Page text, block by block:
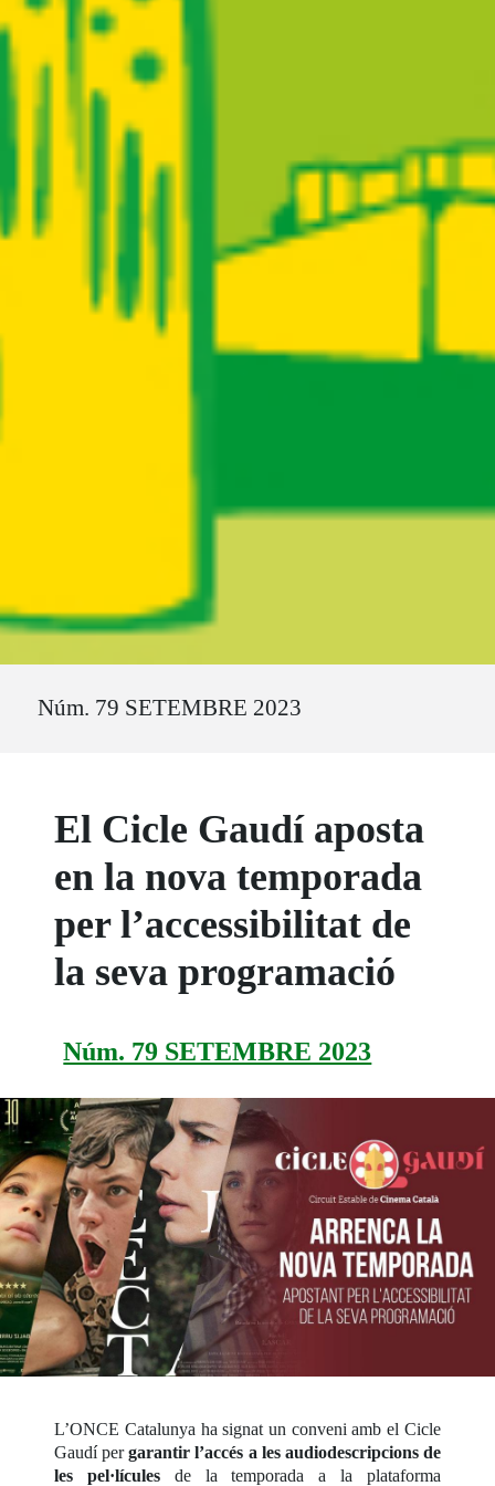
Núm. 79 SETEMBRE 2023
El Cicle Gaudí aposta
en la nova temporada
per l’accessibilitat de
la seva programació
Núm. 79 SETEMBRE 2023
L’ONCE Catalunya ha signat un conveni amb el Cicle
Gaudí pergarantir l’accés a les audiodescripcions de
les pel·lícules de la temporada a la plataforma